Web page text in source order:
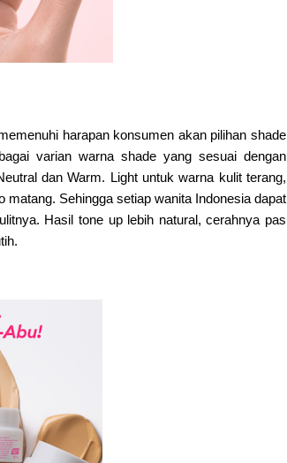
harapan konsumen akan pilihan shade
varian warna shade yang sesuai dengan
dan Warm. Lightuntuk warna kulit terang,
matang. Sehingga setiap wanita Indonesia dapat
Hasil tone up lebih natural, cerahnya pas